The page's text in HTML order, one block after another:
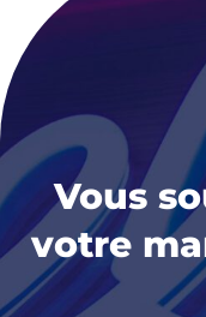
Vous
votre